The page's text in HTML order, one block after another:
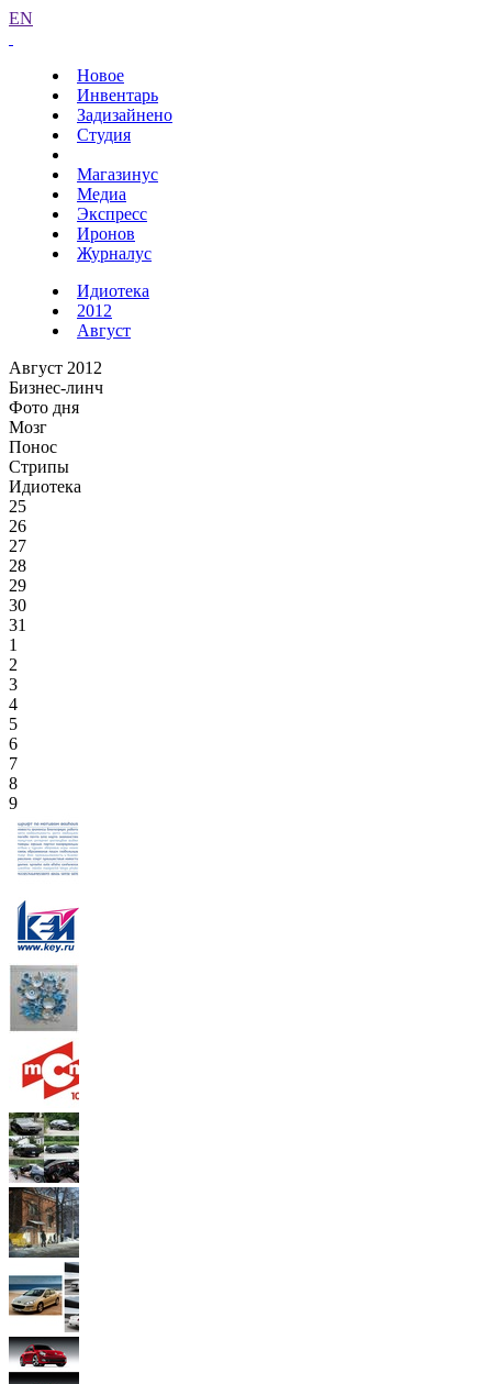
EN
Новое
Инвентарь
Задизайнено
Студия
Магазинус
Медиа
Экспресс
Иронов
Журналус
Идиотека
2012
Август
Август 2012
Бизнес-линч
Фото дня
Мозг
Понос
Стрипы
Идиотека
25
26
27
28
29
30
31
1
2
3
4
5
6
7
8
9